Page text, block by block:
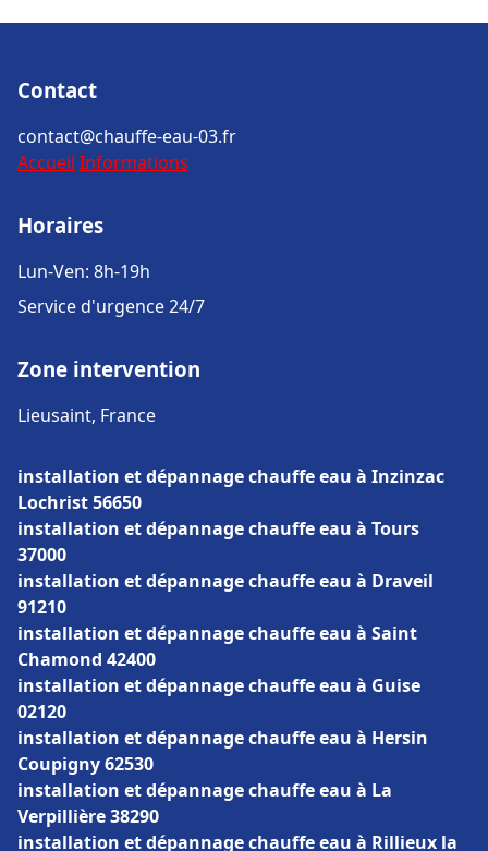
Contact
contact@chauffe-eau-03.fr
Accueil Informations
Horaires
Lun-Ven: 8h-19h
Service d'urgence 24/7
Zone intervention
Lieusaint, France
installation et dépannage chauffe eau à Inzinzac
Lochrist 56650
installation et dépannage chauffe eau à Tours
37000
installation et dépannage chauffe eau à Draveil
91210
installation et dépannage chauffe eau à Saint
Chamond 42400
installation et dépannage chauffe eau à Guise
02120
installation et dépannage chauffe eau à Hersin
Coupigny 62530
installation et dépannage chauffe eau à La
Verpillière 38290
installation et dépannage chauffe eau à Rillieux la